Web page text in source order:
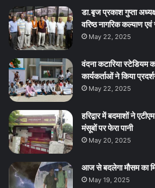
डा.बृज प्रकाश गुप्ता
वरिष्ठ नागरिक कल्याण
May 22, 2025
वंदना कटारिया स्टेडियम
कार्यकर्ताओं ने किया
May 22, 2025
हरिद्वार में बदमाशों ने
मंसूबों पर फेरा पानी
May 20, 2025
आज से बदलेगा मौसम का
May 19, 2025